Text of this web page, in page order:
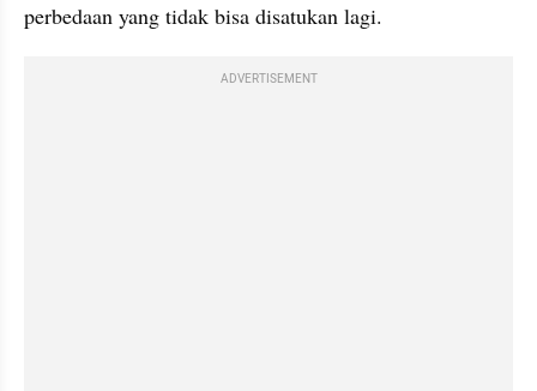
perbedaan yang tidak bisa disatukan lagi.
ADVERTISEMENT